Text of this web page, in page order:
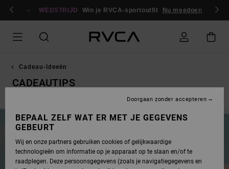
NAAR/ registrerenWEDSTRIJD Win je RVCA-sportoutfit Nu meedoen
Cadeau-Ideeën
CADEAUTIPS
Cover all of your gift-giving needs this Winter. Stoke the Winter
gear this Christmas season.
BEPAAL ZELF WAT ER MET JE GEGEVENS
GEBEURT
Wij en onze partners gebruiken cookies of gelijkwaardige
technologieën om informatie op je apparaat op te slaan en/of te
raadplegen. Deze persoonsgegevens (zoals je navigatiegegevens en
Doorgaan zonder accepteren